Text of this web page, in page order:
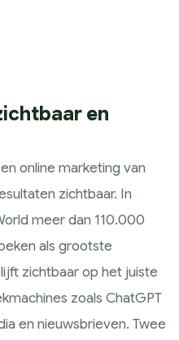
en
online marketing van
zichtbaar. In
meer dan 110.000
als grootste
zichtbaar op het juiste
zoals ChatGPT
en nieuwsbrieven. Twee